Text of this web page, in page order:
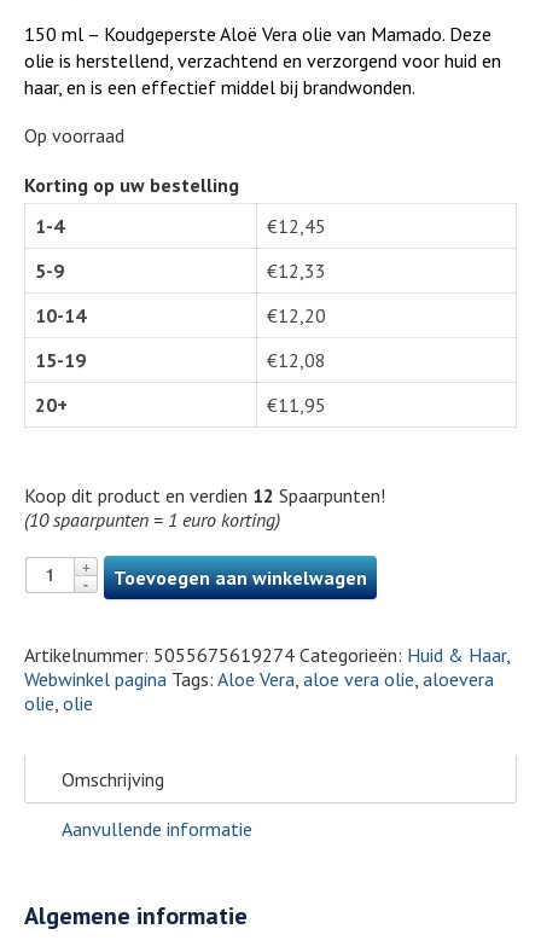
150 ml – Koudgeperste Aloë Vera olie van Mamado. Deze
olie is herstellend, verzachtend en verzorgend voor huid en
haar, en is een effectief middel bij brandwonden.
Op voorraad
Korting op uw bestelling
1-4
€12,45
5-9
€12,33
10-14
€12,20
15-19
€12,08
20+
€11,95
Koop dit product en verdien 12 Spaarpunten!
(10 spaarpunten = 1 euro korting)
Toevoegen aan winkelwagen
Artikelnummer: 5055675619274 Categorieën: Huid & Haar,
Webwinkel pagina Tags: Aloe Vera aloe vera olie aloevera
olie olie
Omschrijving
Aanvullende informatie
Algemene informatie